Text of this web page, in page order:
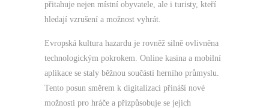
přitahuje nejen místní obyvatele, ale i turisty, kteří
hledají vzrušení a možnost vyhrát.
Evropská kultura hazardu je rovněž silně ovlivněna
technologickým pokrokem. Online kasina a mobilní
aplikace se staly běžnou součástí herního průmyslu.
Tento posun směrem k digitalizaci přináší nové
možnosti pro hráče a přizpůsobuje se jejich